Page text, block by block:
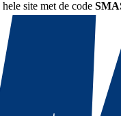
site met de code